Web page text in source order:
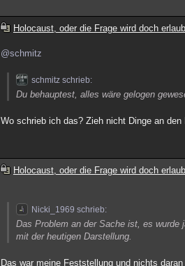
Holocaust, oder die Frage wird doch
@schmitz
schmitz schrieb:
Du behauptest, alles wäre gelogen
Wo schrieb ich das? Zieh nicht Dinge an
Holocaust, oder die Frage wird doch
Nicki_1969 schrieb:
Das Problem an der Sache ist, es wurde
mit der heutigen Darstellung.
Das war meine Feststellung und nichts